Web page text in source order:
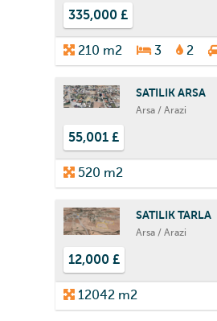
335,000 £
210 m2 3 2
SATILIK ARSA
Arsa / Arazi
55,001 £
520 m2
SATILIK TARLA
Arsa / Arazi
12,000 £
12042 m2